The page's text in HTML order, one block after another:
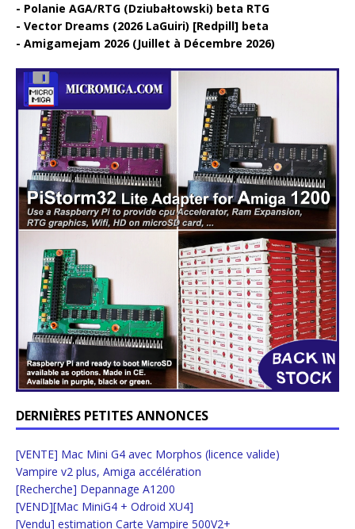
Polanie AGA/RTG (Dziubałtowski) beta RTG
Vector Dreams (2026 LaGuiri) [Redpill] beta
Amigamejam 2026 (Juillet à Décembre 2026)
DERNIÈRES PETITES ANNONCES
[VENTE] Mac Mini G4 avec Morphos (licence valide)
Vampire v2 plus, Amiga accélération
[Recherche] Depannage A1200
[VEND][Mac MiniG4 + Odroid XU4]
[Vendu] estimation Carte Vampire 500V2+